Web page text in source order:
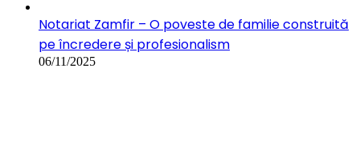
Notariat Zamfir – O poveste de familie construită
pe încredere și profesionalism
06/11/2025